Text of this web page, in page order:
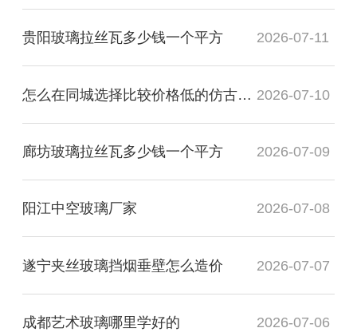
贵阳玻璃拉丝瓦多少钱一个平方 2026-07-11
怎么在同城选择比较价格低的仿古镜厂家 2026-07-10
廊坊玻璃拉丝瓦多少钱一个平方 2026-07-09
阳江中空玻璃厂家 2026-07-08
遂宁夹丝玻璃挡烟垂壁怎么造价 2026-07-07
成都艺术玻璃哪里学好的 2026-07-06